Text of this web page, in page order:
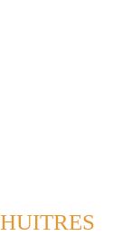
HUITRES